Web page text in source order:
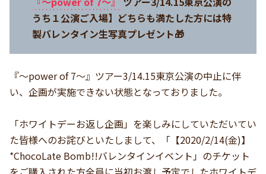
うち１公演ご入場】どちらも満たした方には特
製バレンタイン生写真プレゼント🎁
『〜power of 7〜』ツアー3/14.15東京公演の中止に伴
い、企画が実施できない状態となっておりました。
「ホワイトデーお返し企画」を楽しみにしていただいてい
た皆様へのお詫びといたしまして、「【2020/2/14(金)】
*ChocoLate Bomb!!バレンタインイベント」のチケット